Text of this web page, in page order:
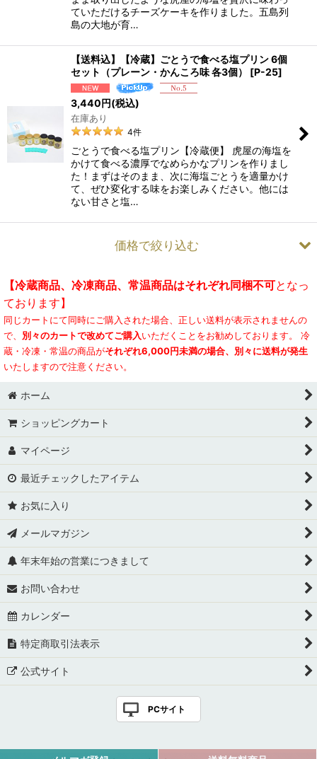
ていただけるチーズケーキを作りました。五島列
島の大地が育…
【送料込】【冷蔵】ごとうで食べる塩プリン 6個
セット（プレーン・かんころ味 各3個）
[P-25]
3,440円(税込)
在庫あり
4件
ごとうで食べる塩プリン【冷蔵便】 虎屋の海塩を
かけて食べる濃厚でなめらかなプリンを作りまし
た！まずはそのまま、次に海塩ごとうを適量かけ
て、ぜひ変化する味をお楽しみください。他には
ない甘さと塩…
価格で絞り込む
お試し五島うどんセット
送料無料セット
贈り物・ギフト
まとめ買い・ご家庭用
島素材パン
人気ランキング
おすすめ夏ギフト
【冷蔵商品、冷凍商品、常温商品はそれぞれ同梱不可となっ
ております】
同じカートにて同時にご購入された場合、正しい送料が表示されませんの
で、 別々のカートで改めてご購入いただくことをお勧めしております。 冷
蔵・冷凍・常温の商品がそれぞれ6,000円未満の場合、別々に送料が発生
いたしますので注意ください。
ホーム
ショッピングカート
マイページ
最近チェックしたアイテム
お気に入り
メールマガジン
年末年始の営業につきまして
お問い合わせ
カレンダー
特定商取引法表示
公式サイト
PCサイト